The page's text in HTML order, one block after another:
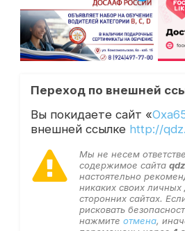
Переход по внешней
Вы покидаете сайт «
внешней ссылке http://
Мы не несем
содержимое сайта
настоятельно
никаких своих
сторонних сайтах.
рисковать
нажмите отмена,